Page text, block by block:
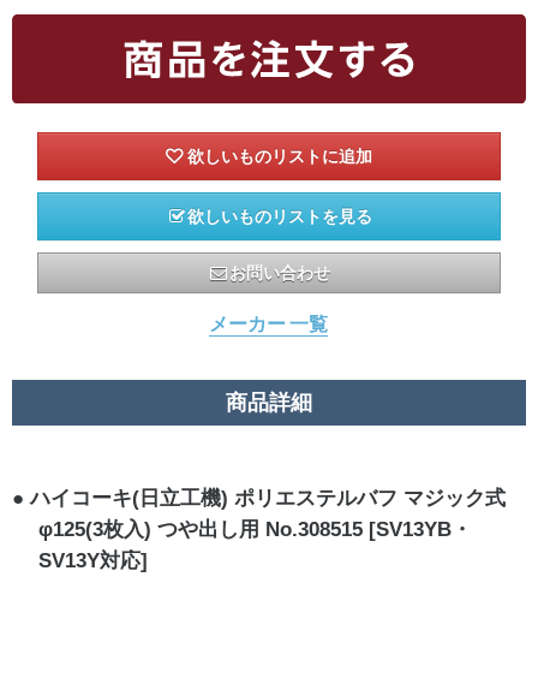
欲しいものリストを見る
お問い合わせ
メーカー 一覧
商品詳細
ハイコーキ(日立工機) ポリエステルバフ マジック式
φ125(3枚入) つや出し用 No.308515 [SV13YB・
SV13Y対応]